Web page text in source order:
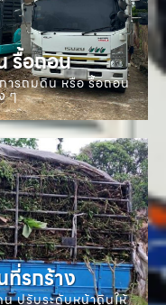
รื้อถอน
ารถมดิน หรือ รื้อถอน
ๆ
ที่รกร้าง
ปรับระดับหน้าดินให้